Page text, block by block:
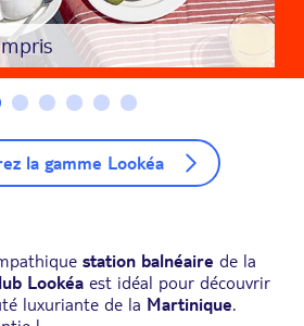
la gamme Lookéa
station balnéaire de la
Lookéa est idéal pour découvrir
luxuriante de la Martinique.